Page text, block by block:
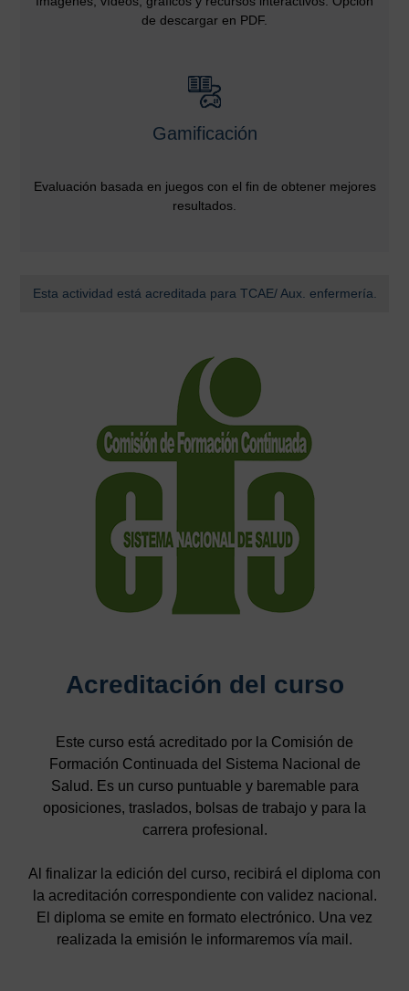
de descargar en PDF.
Gamificación
Evaluación basada en juegos con el fin de obtener mejores
resultados.
Esta actividad está acreditada para TCAE/ Aux. enfermería.
Acreditación del curso
Este curso está acreditado por la Comisión de
Formación Continuada del Sistema Nacional de
Salud. Es un curso puntuable y baremable para
oposiciones, traslados, bolsas de trabajo y para la
carrera profesional.
Al finalizar la edición del curso, recibirá el diploma con
la acreditación correspondiente con validez nacional.
El diploma se emite en formato electrónico. Una vez
realizada la emisión le informaremos vía mail.